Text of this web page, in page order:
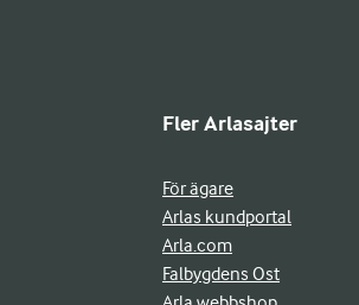
Fler Arlasajter
För ägare
Arlas kundportal
Arla.com
Falbygdens Ost